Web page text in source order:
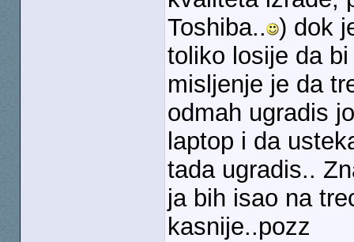
Toshiba.. ) dok
toliko losije da
misljenje je da
odmah ugradis
laptop i da
tada ugradis..
ja bih isao na
kasnije..pozz